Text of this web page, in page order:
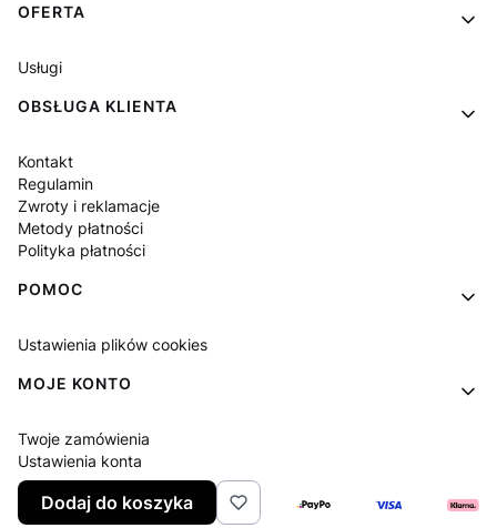
OFERTA
Usługi
OBSŁUGA KLIENTA
Kontakt
Regulamin
Zwroty i reklamacje
Metody płatności
Polityka płatności
POMOC
Ustawienia plików cookies
MOJE KONTO
Twoje zamówienia
Ustawienia konta
Ulubione
Dodaj do koszyka